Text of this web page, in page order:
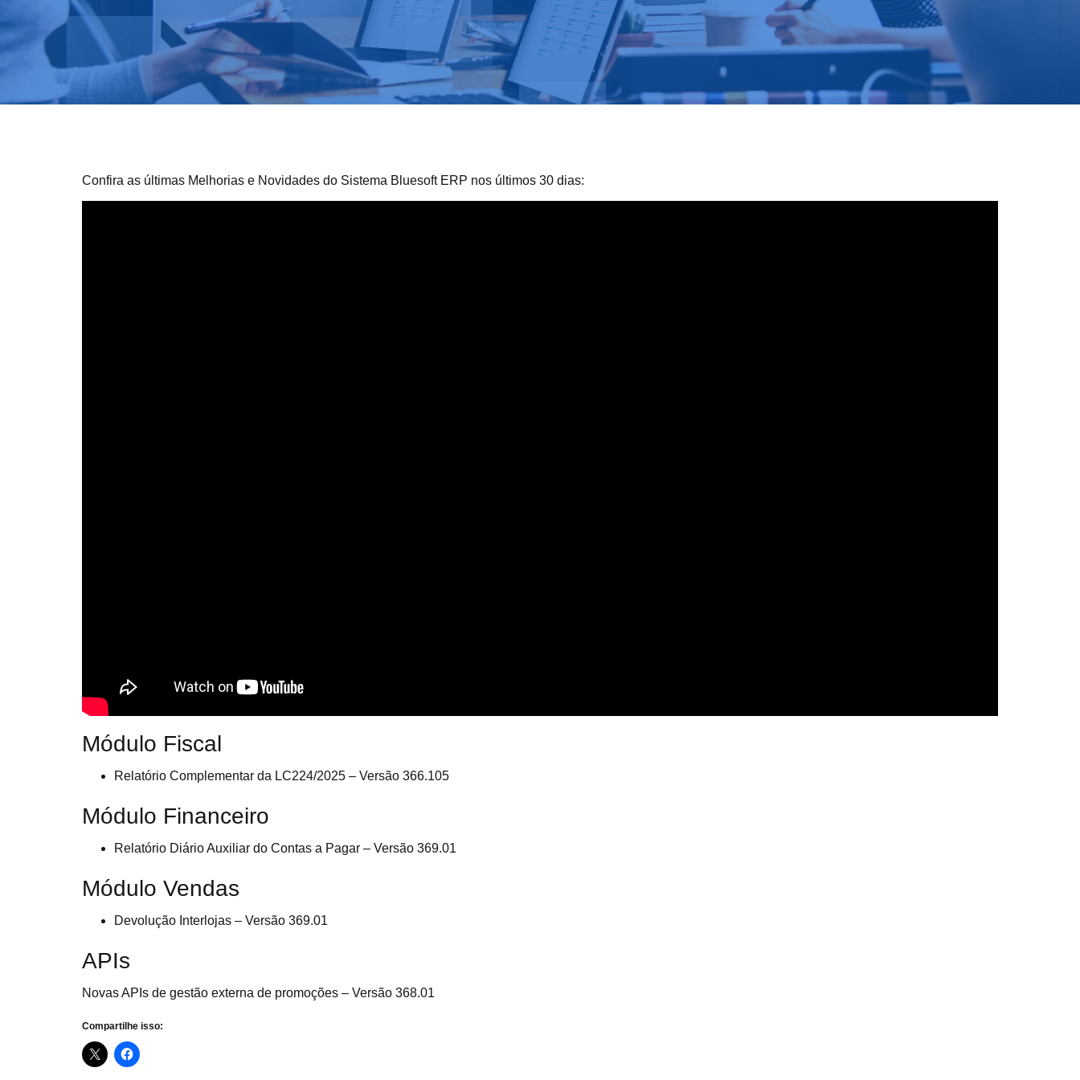
Confira as últimas Melhorias e Novidades do Sistema Bluesoft ERP nos últimos 30 dias:
Módulo Fiscal
Relatório Complementar da LC224/2025 – Versão 366.105
Módulo Financeiro
Relatório Diário Auxiliar do Contas a Pagar – Versão 369.01
Módulo Vendas
Devolução Interlojas – Versão 369.01
APIs
Novas APIs de gestão externa de promoções – Versão 368.01
Compartilhe isso: